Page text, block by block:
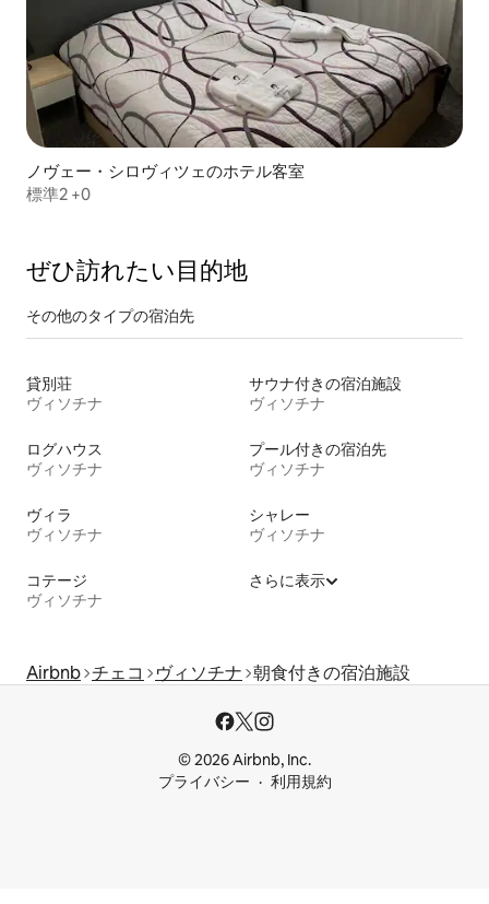
ノヴェー・シロヴィツェのホテル客室
標準2 +0
ぜひ訪⁠れ⁠た⁠い目⁠的⁠地
その他のタ⁠イ⁠プ⁠の宿⁠泊⁠先
貸別荘
ヴィソチナ
サウナ付きの宿泊施設
ヴィソチナ
ログハウス
ヴィソチナ
プール付きの宿泊先
ヴィソチナ
ヴィラ
ヴィソチナ
シャレー
ヴィソチナ
コテージ
ヴィソチナ
さらに表示
Airbnb チェコ ヴィソチナ 朝食付きの宿泊施設
© 2026 Airbnb, Inc.
プライバシー
利用規約